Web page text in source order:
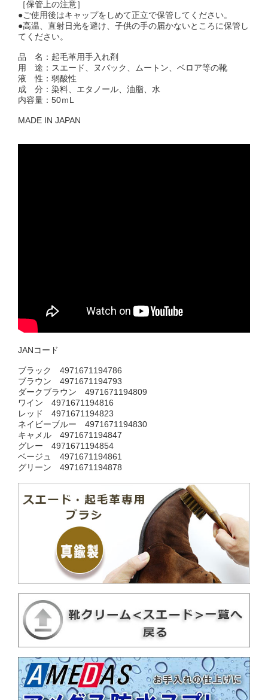
［保管上の注意］
●ご使用後はキャップをしめて正立で保管してください。
●高温、直射日光を避け、子供の手の届かないところに保管し
てください。
品 名：起毛革用手入れ剤
用 途：スエード、ヌバック、ムートン、ベロア等の靴
液 性：弱酸性
成 分：染料、エタノール、油脂、水
内容量：50ｍL
MADE IN JAPAN
JANコード
ブラック 4971671194786
ブラウン 4971671194793
ダークブラウン 4971671194809
ワイン 4971671194816
レッド 4971671194823
ネイビーブルー 4971671194830
キャメル 4971671194847
グレー 4971671194854
ベージュ 4971671194861
グリーン 4971671194878